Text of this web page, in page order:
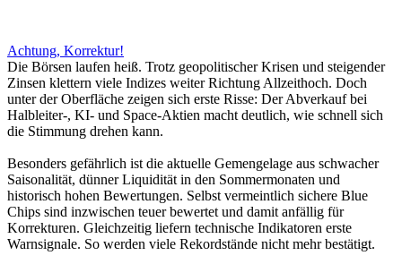
Achtung, Korrektur!
Die Börsen laufen heiß. Trotz geopolitischer Krisen und steigender
Zinsen klettern viele Indizes weiter Richtung Allzeithoch. Doch
unter der Oberfläche zeigen sich erste Risse: Der Abverkauf bei
Halbleiter-, KI- und Space-Aktien macht deutlich, wie schnell sich
die Stimmung drehen kann.
Besonders gefährlich ist die aktuelle Gemengelage aus schwacher
Saisonalität, dünner Liquidität in den Sommermonaten und
historisch hohen Bewertungen. Selbst vermeintlich sichere Blue
Chips sind inzwischen teuer bewertet und damit anfällig für
Korrekturen. Gleichzeitig liefern technische Indikatoren erste
Warnsignale. So werden viele Rekordstände nicht mehr bestätigt.